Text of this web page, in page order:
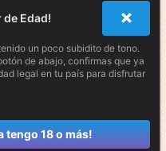
de Edad!
un poco subidito de tono.
de abajo, confirmas que ya
legal en tu país para disfrutar
tengo 18 o más!